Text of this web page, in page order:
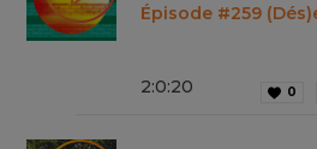
Épisode #259
2:0:20 0